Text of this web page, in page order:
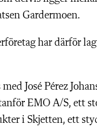
Gardermoen.
har därför
José Pérez
EMO A/S, ett
i Skjetten, ett